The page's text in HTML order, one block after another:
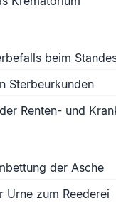
beim
Sterbeurkunden
Renten- und
der Asche
Urne zum Reederei